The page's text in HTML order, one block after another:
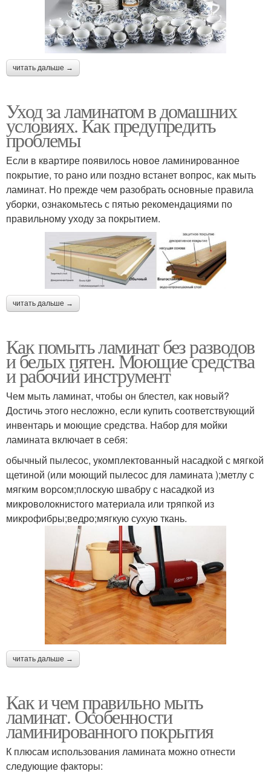
читать дальше →
Уход за ламинатом в домашних
условиях. Как предупредить
проблемы
Если в квартире появилось новое ламинированное
покрытие, то рано или поздно встанет вопрос, как мыть
ламинат. Но прежде чем разобрать основные правила
уборки, ознакомьтесь с пятью рекомендациями по
правильному уходу за покрытием.
читать дальше →
Как помыть ламинат без разводов
и белых пятен. Моющие средства
и рабочий инструмент
Чем мыть ламинат, чтобы он блестел, как новый?
Достичь этого несложно, если купить соответствующий
инвентарь и моющие средства. Набор для мойки
ламината включает в себя:
обычный пылесос, укомплектованный насадкой с мягкой
щетиной (или моющий пылесос для ламината );метлу с
мягким ворсом;плоскую швабру с насадкой из
микроволокнистого материала или тряпкой из
микрофибры;ведро;мягкую сухую ткань.
читать дальше →
Как и чем правильно мыть
ламинат. Особенности
ламинированного покрытия
К плюсам использования ламината можно отнести
следующие факторы: